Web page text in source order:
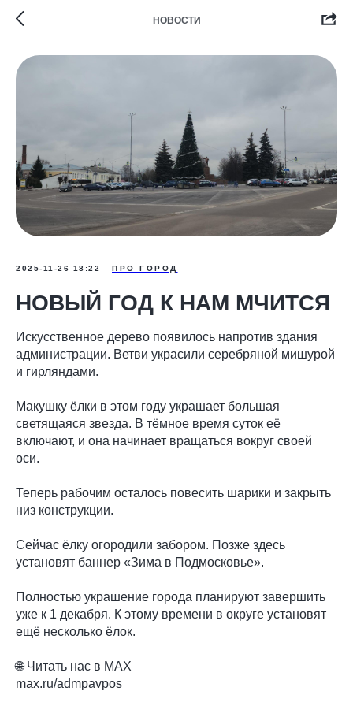
НОВОСТИ
2025-11-26 18:22 ПРО ГОРОД
НОВЫЙ ГОД К НАМ МЧИТСЯ
Искусственное дерево появилось напротив здания
администрации. Ветви украсили серебряной мишурой
и гирляндами.
Макушку ёлки в этом году украшает большая
светящаяся звезда. В тёмное время суток её
включают, и она начинает вращаться вокруг своей
оси.
Теперь рабочим осталось повесить шарики и закрыть
низ конструкции.
Сейчас ёлку огородили забором. Позже здесь
установят баннер «Зима в Подмосковье».
Полностью украшение города планируют завершить
уже к 1 декабря. К этому времени в округе установят
ещё несколько ёлок.
🌐 Читать нас в MAX
max.ru/admpavpos